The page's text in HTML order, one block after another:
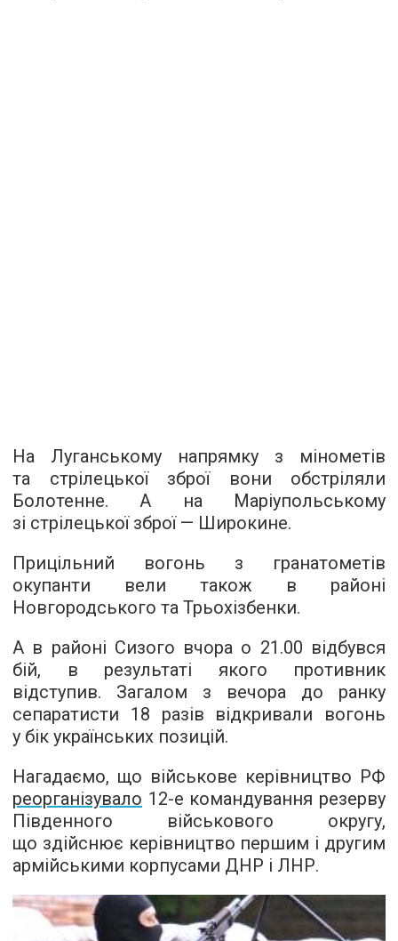
На Луганському напрямку з мінометів
та стрілецької зброї вони обстріляли
Болотенне. А на Маріупольському
зі стрілецької зброї — Широкине.
Прицільний вогонь з гранатометів
окупанти вели також в районі
Новгородського та Трьохізбенки.
А в районі Сизого вчора о 21.00 відбувся
бій, в результаті якого противник
відступив. Загалом з вечора до ранку
сепаратисти 18 разів відкривали вогонь
у бік українських позицій.
Нагадаємо, що військове керівництво РФ
реорганізувало 12-е командування резерву
Південного військового округу,
що здійснює керівництво першим і другим
армійськими корпусами ДНР і ЛНР.